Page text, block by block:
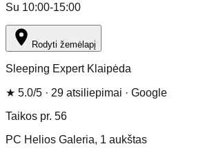
Su 10:00-15:00
Rodyti žemėlapį
Sleeping Expert Klaipėda
★ 5.0/5 · 29 atsiliepimai · Google
Taikos pr. 56
PC Helios Galeria, 1 aukštas